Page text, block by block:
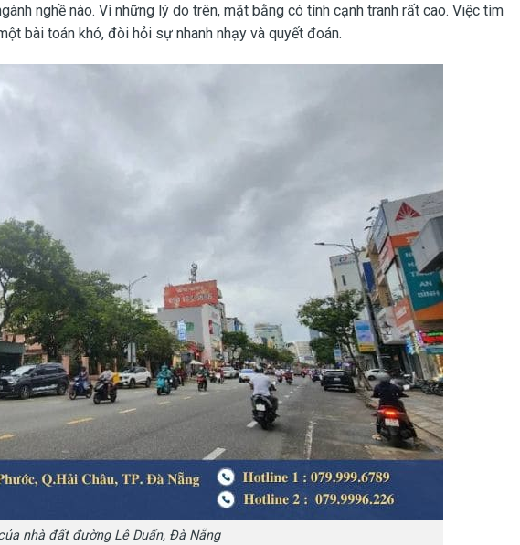
nghề nào. Vì những lý do trên, mặt bằng có tính cạnh tranh rất cao. Việc tìm
bài toán khó, đòi hỏi sự nhanh nhạy và quyết đoán.
nhà đất đường Lê Duẩn, Đà Nẵng